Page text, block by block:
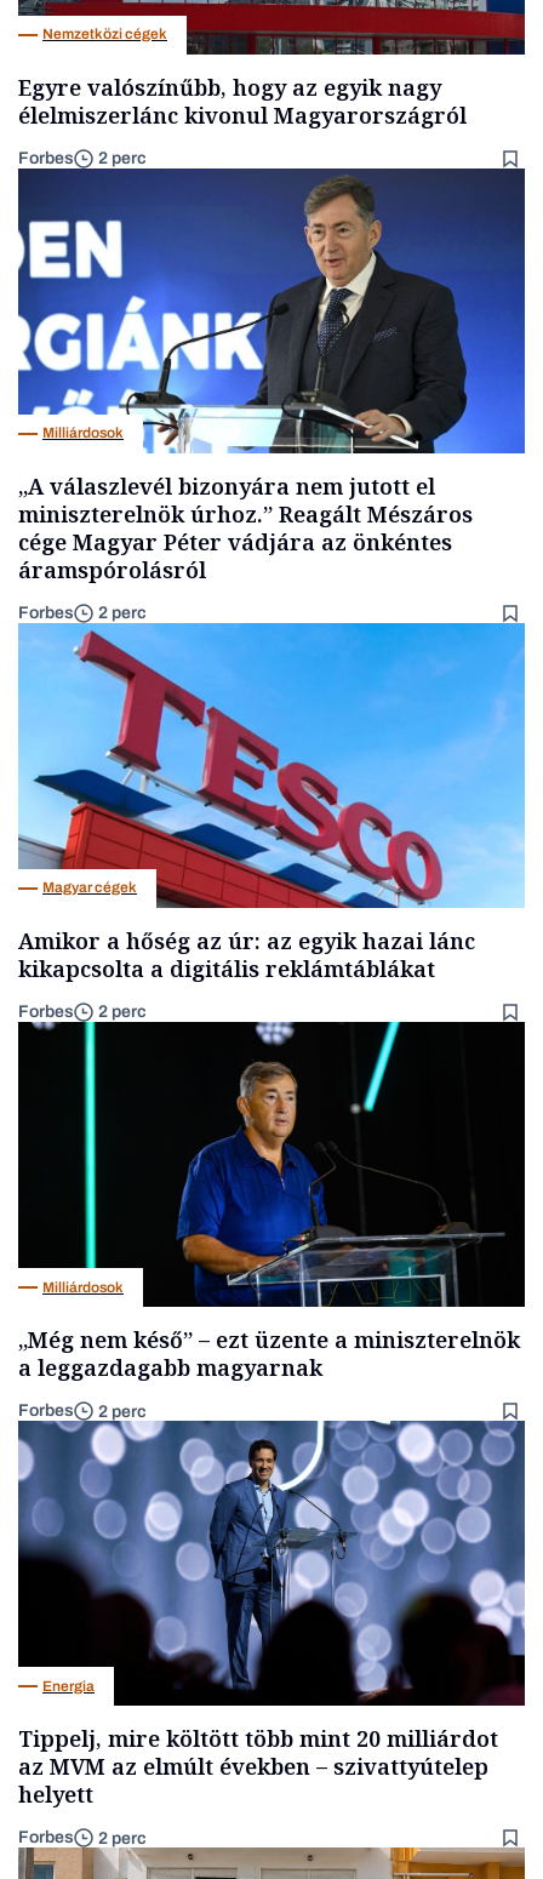
Nemzetközi cégek
Egyre valószínűbb, hogy az egyik nagy
élelmiszerlánc kivonul Magyarországról
Forbes 2 perc
Milliárdosok
„A válaszlevél bizonyára nem jutott el
miniszterelnök úrhoz.” Reagált Mészáros
cége Magyar Péter vádjára az önkéntes
áramspórolásról
Forbes 2 perc
Magyar cégek
Amikor a hőség az úr: az egyik hazai lánc
kikapcsolta a digitális reklámtáblákat
Forbes 2 perc
Milliárdosok
„Még nem késő” – ezt üzente a miniszterelnök
a leggazdagabb magyarnak
Forbes 2 perc
Energia
Tippelj, mire költött több mint 20 milliárdot
az MVM az elmúlt években – szivattyútelep
helyett
Forbes 2 perc